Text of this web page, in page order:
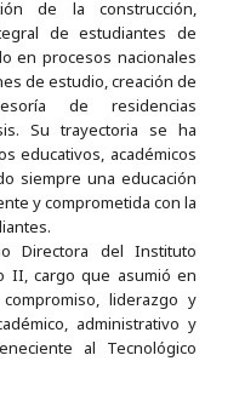
de la construcción,
de estudiantes de
en procesos nacionales
de estudio, creación de
de residencias
Su trayectoria se ha
educativos, académicos
siempre una educación
y comprometida con la
Directora del Instituto
II, cargo que asumió en
liderazgo y
administrativo y
al Tecnológico